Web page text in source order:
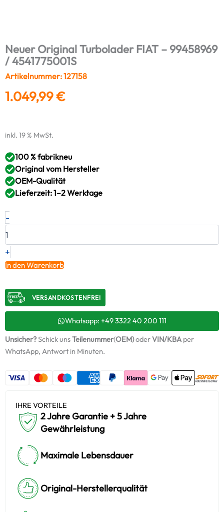
Neuer Original Turbolader FIAT – 99458969
/ 4541775001S
Artikelnummer: 127158
1.049,99€
inkl. 19 % MwSt.
100 % fabrikneu
Original vom Hersteller
OEM-Qualität
Lieferzeit: 1–2 Werktage
-
Neuer
Original
–
99458969
/
Menge
+
In den Warenkorb
VERSANDKOSTENFREI​
Whatsapp: +49 3322 40 200 111
Unsicher?Schick unsTeilenummer(OEM)oderVIN/KBAper
WhatsApp, Antwort in Minuten.
IHRE VORTEILE
2 Jahre Garantie + 5 Jahre
Gewährleistung
Maximale Lebensdauer
Original-Herstellerqualität